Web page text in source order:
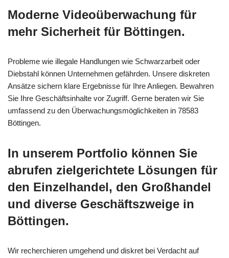
Moderne Videoüberwachung für
mehr Sicherheit für Böttingen.
Probleme wie illegale Handlungen wie Schwarzarbeit oder
Diebstahl können Unternehmen gefährden. Unsere diskreten
Ansätze sichern klare Ergebnisse für Ihre Anliegen. Bewahren
Sie Ihre Geschäftsinhalte vor Zugriff. Gerne beraten wir Sie
umfassend zu den Überwachungsmöglichkeiten in 78583
Böttingen.
In unserem Portfolio können Sie
abrufen zielgerichtete Lösungen für
den Einzelhandel, den Großhandel
und diverse Geschäftszweige in
Böttingen.
Wir recherchieren umgehend und diskret bei Verdacht auf